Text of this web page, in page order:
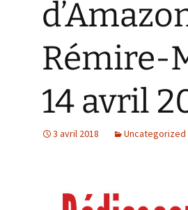
Rémire-
14 avril
3 avril 2018 Uncategorized